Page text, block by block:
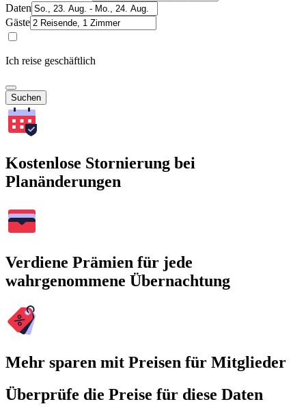
Daten
Gäste
Ich reise geschäftlich
Suchen
Kostenlose Stornierung bei
Planänderungen
Verdiene Prämien für jede
wahrgenommene Übernachtung
Mehr sparen mit Preisen für Mitglieder
Überprüfe die Preise für diese Daten